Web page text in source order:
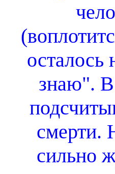
осталось
знаю". В
смерти.
сильно